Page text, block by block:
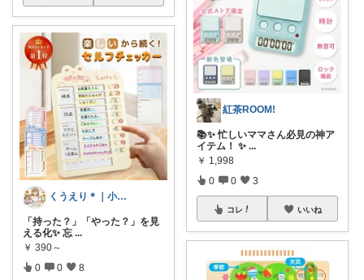
くうえり＊｜小学生ママの便利グッズ
「持った？」「やった？」を見
える化✨ 忘 ...
￥ 390～
0 0 8
紅茶ROOM!
📚✨ 忙しいママさん必見の神ア
イテム！ ✨ ...
￥ 1,998
0 0 3
コレ いいね